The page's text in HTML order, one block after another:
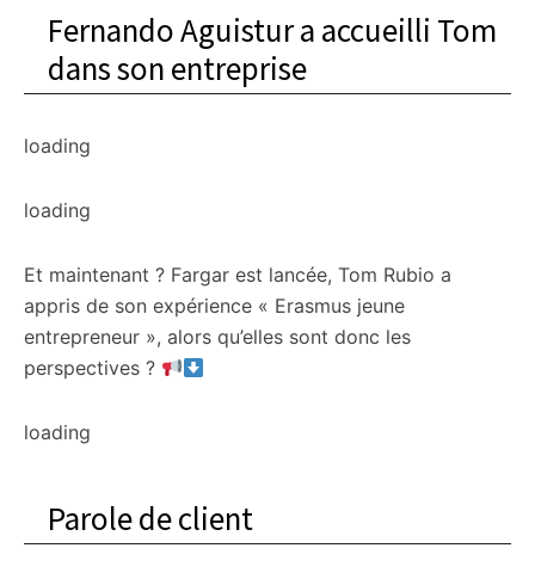
Fernando Aguistur a accueilli Tom
dans son entreprise
loading
loading
Et maintenant ? Fargar est lancée, Tom Rubio a
appris de son expérience « Erasmus jeune
entrepreneur », alors qu’elles sont donc les
perspectives ?
loading
Parole de client